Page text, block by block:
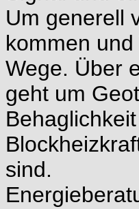
Um generell
kommen
Wege. Über
geht um
sind.